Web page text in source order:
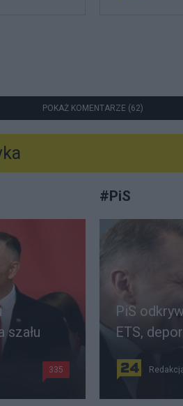
POKAŻ KOMENTARZE (62)
szału
335
#PiS
PiS
ETS,